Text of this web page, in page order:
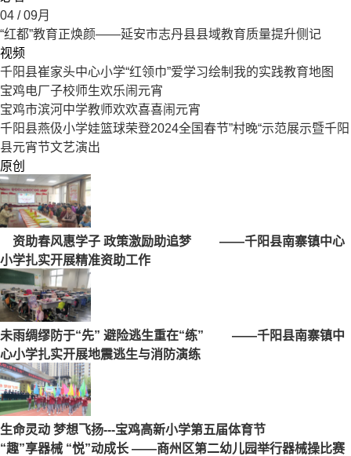
04 / 09月
“红都”教育正焕颜——延安市志丹县县域教育质量提升侧记
视频
千阳县崔家头中心小学“红领巾”爱学习绘制我的实践教育地图
宝鸡电厂子校师生欢乐闹元宵
宝鸡市滨河中学教师欢欢喜喜闹元宵
千阳县燕伋小学娃篮球荣登2024全国春节”村晚“示范展示暨千阳
县元宵节文艺演出
原创
资助春风惠学子 政策激励助追梦 ——千阳县南寨镇中心
小学扎实开展精准资助工作
未雨绸缪防于“先” 避险逃生重在“练” ——千阳县南寨镇中
心小学扎实开展地震逃生与消防演练
生命灵动 梦想飞扬---宝鸡高新小学第五届体育节
“趣”享器械 “悦”动成长 ——商州区第二幼儿园举行器械操比赛